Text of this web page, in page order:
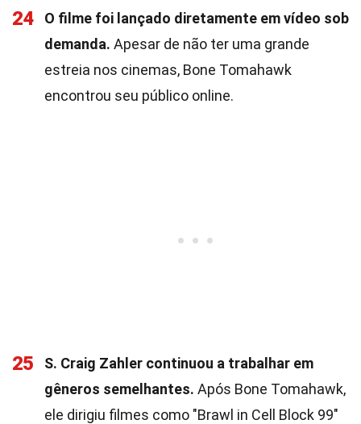
24
O filme foi lançado diretamente em vídeo sob
demanda. Apesar de não ter uma grande
estreia nos cinemas, Bone Tomahawk
encontrou seu público online.
25
S. Craig Zahler continuou a trabalhar em
gêneros semelhantes. Após Bone Tomahawk,
ele dirigiu filmes como "Brawl in Cell Block 99"